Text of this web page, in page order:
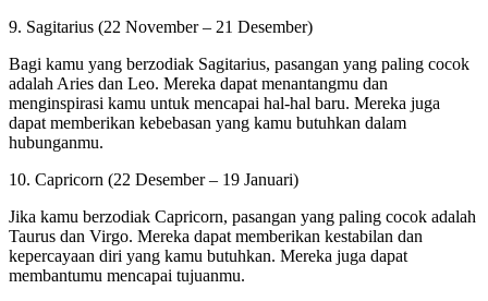
9. Sagitarius (22 November – 21 Desember)
Bagi kamu yang berzodiak Sagitarius, pasangan yang paling cocok
adalah Aries dan Leo. Mereka dapat menantangmu dan
menginspirasi kamu untuk mencapai hal-hal baru. Mereka juga
dapat memberikan kebebasan yang kamu butuhkan dalam
hubunganmu.
10. Capricorn (22 Desember – 19 Januari)
Jika kamu berzodiak Capricorn, pasangan yang paling cocok adalah
Taurus dan Virgo. Mereka dapat memberikan kestabilan dan
kepercayaan diri yang kamu butuhkan. Mereka juga dapat
membantumu mencapai tujuanmu.